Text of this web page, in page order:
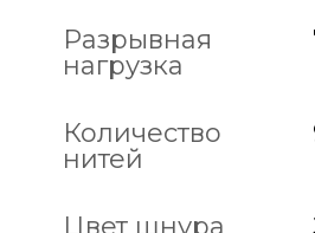
Разрывная
нагрузка
Количество
нитей
Цвет шнура